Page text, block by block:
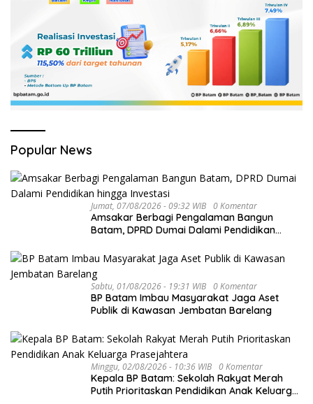
Popular News
Jumat, 07/08/2026 - 09:32 WIB 0 Komentar
Amsakar Berbagi Pengalaman Bangun
Batam, DPRD Dumai Dalami Pendidikan
Sabtu, 01/08/2026 - 19:31 WIB 0 Komentar
BP Batam Imbau Masyarakat Jaga Aset
Publik di Kawasan Jembatan Barelang
Minggu, 02/08/2026 - 10:36 WIB 0 Komentar
Kepala BP Batam: Sekolah Rakyat Merah
Putih Prioritaskan Pendidikan Anak Keluarga